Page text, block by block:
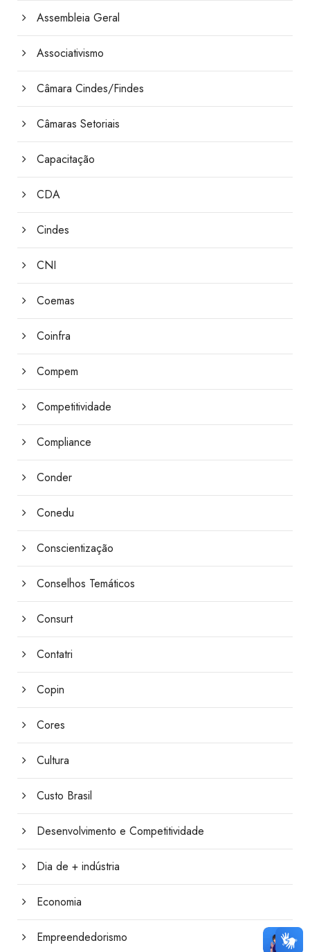
Assembleia Geral
Associativismo
Câmara Cindes/Findes
Câmaras Setoriais
Capacitação
CDA
Cindes
CNI
Coemas
Coinfra
Compem
Competitividade
Compliance
Conder
Conedu
Conscientização
Conselhos Temáticos
Consurt
Contatri
Copin
Cores
Cultura
Custo Brasil
Desenvolvimento e Competitividade
Dia de + indústria
Economia
Empreendedorismo